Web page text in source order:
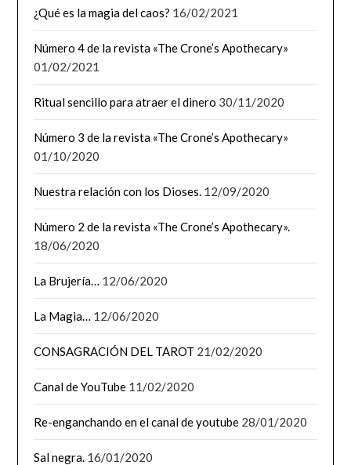
¿Qué es la magia del caos? 16/02/2021
Número 4 de la revista «The Crone’s Apothecary»
01/02/2021
Ritual sencillo para atraer el dinero 30/11/2020
Número 3 de la revista «The Crone’s Apothecary»
01/10/2020
Nuestra relación con los Dioses. 12/09/2020
Número 2 de la revista «The Crone’s Apothecary».
18/06/2020
La Brujería… 12/06/2020
La Magia… 12/06/2020
CONSAGRACIÓN DEL TAROT 21/02/2020
Canal de YouTube 11/02/2020
Re-enganchando en el canal de youtube 28/01/2020
Sal negra. 16/01/2020